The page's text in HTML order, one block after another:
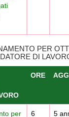
PER
DI
ORE
per 6 5